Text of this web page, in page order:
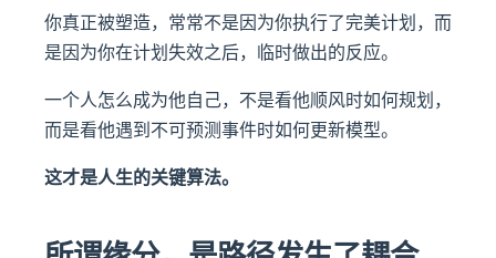
你真正被塑造，常常不是因为你执行了完美计划，而
是因为你在计划失效之后，临时做出的反应。
一个人怎么成为他自己，不是看他顺风时如何规划，
而是看他遇到不可预测事件时如何更新模型。
这才是人生的关键算法。